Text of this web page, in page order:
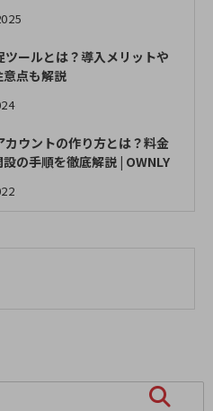
ツールとは？導入メリットや
点も解説
カウントの作り方とは？料金
の手順を徹底解説 | OWNLY